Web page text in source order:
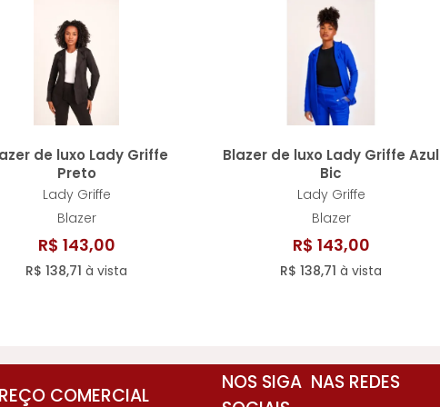
de luxo Lady Griffe
Preto
Lady Griffe
Blazer
R$ 143,00
R$ 138,71 à vista
Blazer de luxo Lady Griffe Azul
Bic
Lady Griffe
Blazer
R$ 143,00
R$ 138,71 à vista
COMERCIAL
NOS SIGA NAS REDES